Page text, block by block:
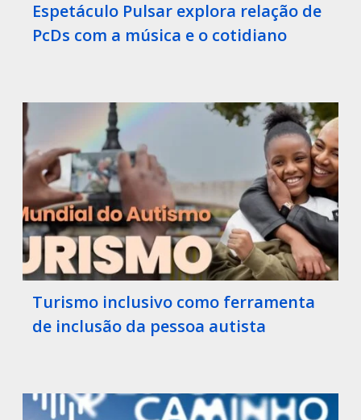
Espetáculo Pulsar explora relação de
PcDs com a música e o cotidiano
Turismo inclusivo como ferramenta
de inclusão da pessoa autista